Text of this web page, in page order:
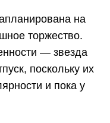
на
торжество.
— звезда
поскольку их
и пока у